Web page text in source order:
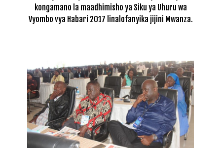
kongamano la maadhimisho ya Siku ya Uhuru wa
Vyombo vya Habari 2017 linalofanyika jijini Mwanza.